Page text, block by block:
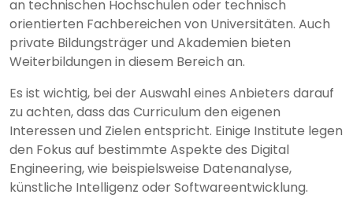
an technischen Hochschulen oder technisch
orientierten Fachbereichen von Universitäten. Auch
private Bildungsträger und Akademien bieten
Weiterbildungen in diesem Bereich an.
Es ist wichtig, bei der Auswahl eines Anbieters darauf
zu achten, dass das Curriculum den eigenen
Interessen und Zielen entspricht. Einige Institute legen
den Fokus auf bestimmte Aspekte des Digital
Engineering, wie beispielsweise Datenanalyse,
künstliche Intelligenz oder Softwareentwicklung.